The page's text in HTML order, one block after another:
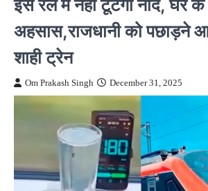
अहसास,राजधानी को पछाड़ने
शाही ट्रेन
Om Prakash Singh December 31, 2025